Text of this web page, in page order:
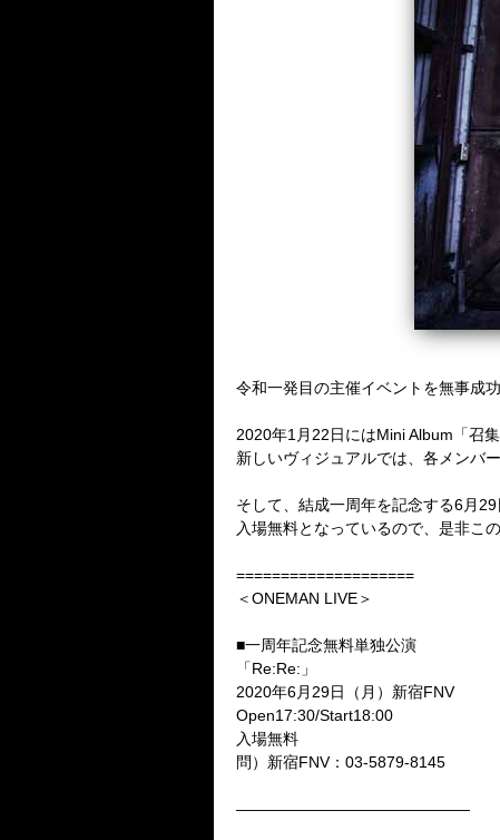
令和一発目の主催イベントを無事成
2020年1月22日にはMini Album「召
新しいヴィジュアルでは、各メンバ
そして、結成一周年を記念する6月
入場無料となっているので、是非こ
====================
＜ONEMAN LIVE＞
■一周年記念無料単独公演
「Re:Re:」
2020年6月29日（月）新宿FNV
Open17:30/Start18:00
入場無料
問）新宿FNV：03-5879-8145
———————————————